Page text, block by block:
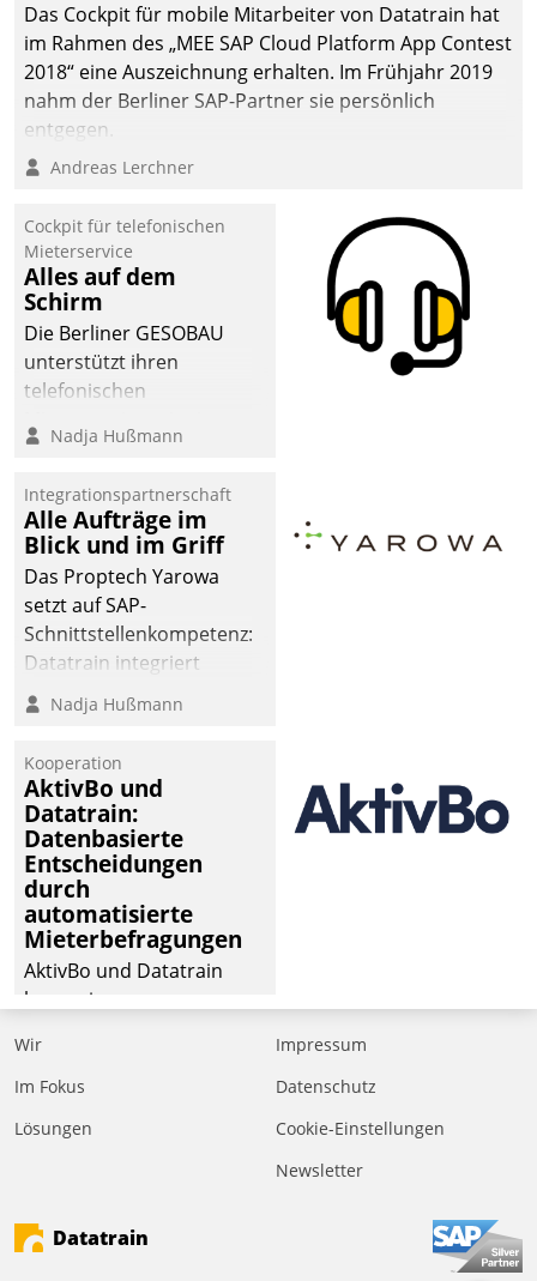
Das Cockpit für mobile Mitarbeiter von Datatrain hat
im Rahmen des „MEE SAP Cloud Platform App Contest
2018“ eine Auszeichnung erhalten. Im Frühjahr 2019
nahm der Berliner SAP-Partner sie persönlich
entgegen.
Andreas Lerchner
Cockpit für telefonischen
Mieterservice
Alles auf dem
Schirm
Die Berliner GESOBAU
unterstützt ihren
telefonischen
digitalen Cockpit, das
passende Fragen und
Schlagworte auswirft.
Eine intuitive
Dialogführung ermöglicht
dem externen
Serviceteam, Anrufe von
Mietenden zügiger und
effizienter zu bearbeiten.
Nadja Hußmann
Integrationspartnerschaft
Alle Aufträge im
Blick und im Griff
Das Proptech Yarowa
setzt auf SAP-
Schnittstellenkompetenz:
Datatrain integriert
Yarowas Portal zur
Vergabe und Verwaltung
operativen
Instandhaltung in die
SAP-Systemlandschaft
deutscher
Wohnungsunternehmen
– und beschleunigt damit
den Weg vom
Mieteranliegen zum
Dienstleisterauftrag.
Nadja Hußmann
Kooperation
AktivBo und
Datatrain:
Datenbasierte
Entscheidungen
durch
automatisierte
Mieterbefragungen
AktivBo und Datatrain
kooperieren –
profitieren: Die nahtlose
Integration der Lösungen
Datatrain ermöglicht
Mieterbefragungen – eine
starke Grundlage für
Wir
Im Fokus
Lösungen
Impressum
Datenschutz
Cookie-Einstellungen
Newsletter
Datatrain